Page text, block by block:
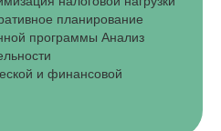
планирование
программы Анализ
и финансовой